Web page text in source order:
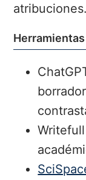
atribuciones.